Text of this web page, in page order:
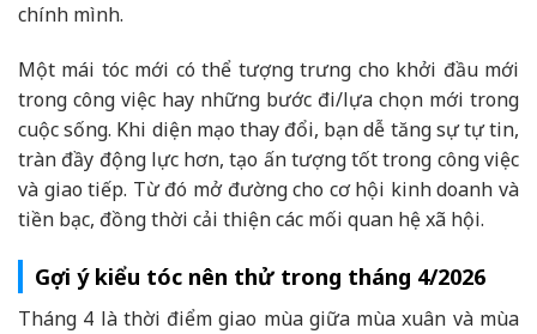
chính mình.
Một mái tóc mới có thể tượng trưng cho khởi đầu mới
trong công việc hay những bước đi/lựa chọn mới trong
cuộc sống. Khi diện mạo thay đổi, bạn dễ tăng sự tự tin,
tràn đầy động lực hơn, tạo ấn tượng tốt trong công việc
và giao tiếp. Từ đó mở đường cho cơ hội kinh doanh và
tiền bạc, đồng thời cải thiện các mối quan hệ xã hội.
Gợi ý kiểu tóc nên thử trong tháng 4/2026
Tháng 4 là thời điểm giao mùa giữa mùa xuân và mùa